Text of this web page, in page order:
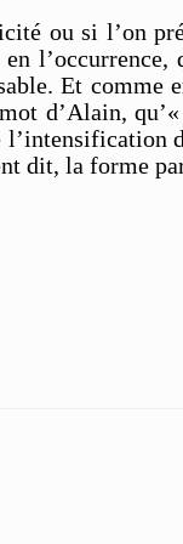
ou si l’on
Et
d’Alain,
dit, la forme